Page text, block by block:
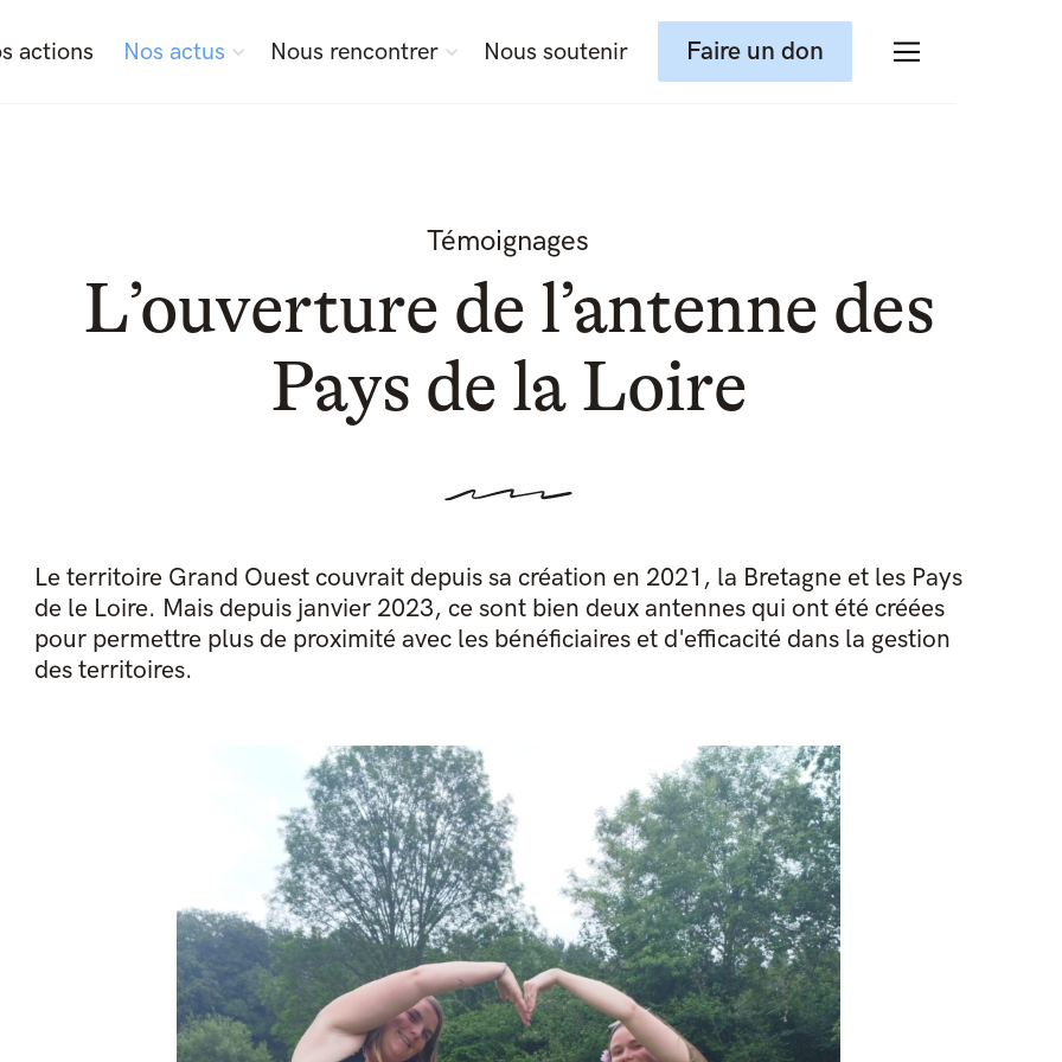
actions Nos actus Nous rencontrer Nous soutenir Faire un don
Témoignages
L’ouverture de l’antenne des
Pays de la Loire
Le territoire Grand Ouest couvrait depuis sa création en 2021, la Bretagne et les Pays
de le Loire. Mais depuis janvier 2023, ce sont bien deux antennes qui ont été créées
pour permettre plus de proximité avec les bénéficiaires et d'efficacité dans la gestion
des territoires.